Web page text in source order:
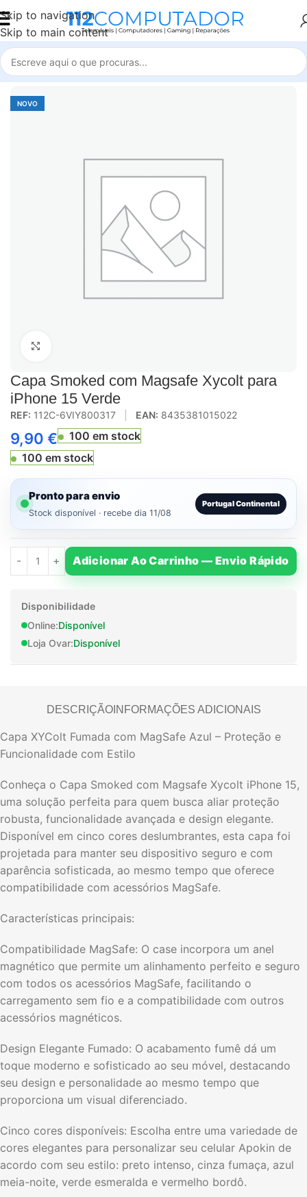
Skip to navigation
Skip to main content
Início Accessories
NOVO
Capa Smoked com Magsafe Xycolt para
iPhone 15 Verde
REF: 112C-6VIY800317 EAN: 8435381015022
9,90 €
100 em stock
100 em stock
Pronto para envio
Stock disponível · recebe dia 11/08
Portugal Continental
Adicionar Ao Carrinho — Envio Rápido
Disponibilidade
Online:Disponível
Loja Ovar:Disponível
DESCRIÇÃOINFORMAÇÕES ADICIONAIS
Capa XYColt Fumada com MagSafe Azul – Proteção e
Funcionalidade com Estilo
Conheça o Capa Smoked com Magsafe Xycolt iPhone 15,
uma solução perfeita para quem busca aliar proteção
robusta, funcionalidade avançada e design elegante.
Disponível em cinco cores deslumbrantes, esta capa foi
projetada para manter seu dispositivo seguro e com
aparência sofisticada, ao mesmo tempo que oferece
compatibilidade com acessórios MagSafe.
Características principais:
Compatibilidade MagSafe: O case incorpora um anel
magnético que permite um alinhamento perfeito e seguro
com todos os acessórios MagSafe, facilitando o
carregamento sem fio e a compatibilidade com outros
acessórios magnéticos.
Design Elegante Fumado: O acabamento fumê dá um
toque moderno e sofisticado ao seu móvel, destacando
seu design e personalidade ao mesmo tempo que
proporciona um visual diferenciado.
Cinco cores disponíveis: Escolha entre uma variedade de
cores elegantes para personalizar seu celular Apokin de
acordo com seu estilo: preto intenso, cinza fumaça, azul
meia-noite, verde esmeralda e vermelho bordô.